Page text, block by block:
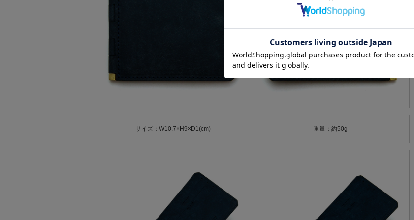
サイズ：W10.7×H9×D1(cm) 重量：約50g